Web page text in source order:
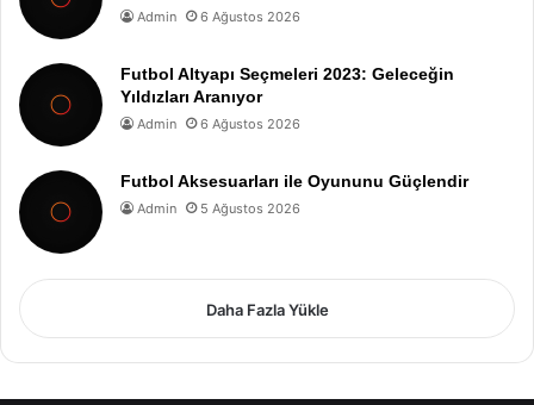
Admin 6 Ağustos 2026
Futbol Altyapı Seçmeleri 2023: Geleceğin
Yıldızları Aranıyor
Admin 6 Ağustos 2026
Futbol Aksesuarları ile Oyununu Güçlendir
Admin 5 Ağustos 2026
Daha Fazla Yükle